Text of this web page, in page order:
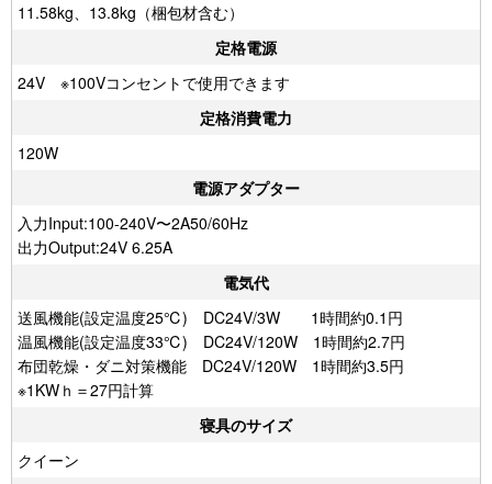
11.58kg、13.8kg（梱包材含む）
定格電源
24V ※100Vコンセントで使用できます
定格消費電力
120W
電源アダプター
入力Input:100-240V〜2A50/60Hz
出力Output:24V 6.25A
電気代
送風機能(設定温度25℃) DC24V/3W 1時間約0.1円
温風機能(設定温度33℃) DC24V/120W 1時間約2.7円
布団乾燥・ダニ対策機能 DC24V/120W 1時間約3.5円
※1KWｈ＝27円計算
寝具のサイズ
クイーン